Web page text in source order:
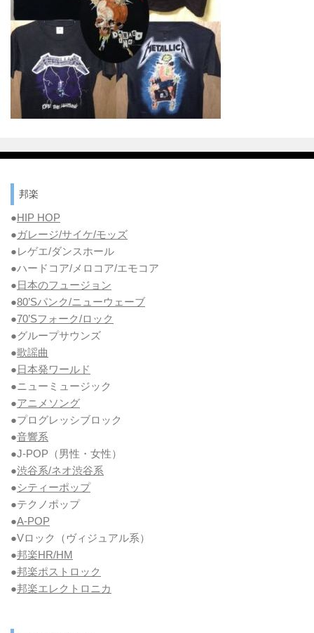
邦楽
●HIP HOP
●ガレージ/サイケ/モッズ
●レゲエ/ダンスホール
●ハードコア/メロコア/エモコア
●日本のフュージョン
●80’Sパンク/ニューウェーブ
●70’Sフォーク/ロック
●グループサウンズ
●歌謡曲
●日本発ワールド
●ニューミュージック
●アニメソング
●プログレッシブロック
●音響系
●J-POP（男性・女性）
●渋谷系/ネオ渋谷系
●シティーポップ
●テクノポップ
●A-POP
●Vロック
（ヴィジュアル系）
●邦楽HR/HM
●邦楽ポストロック
●邦楽エレクトロニカ